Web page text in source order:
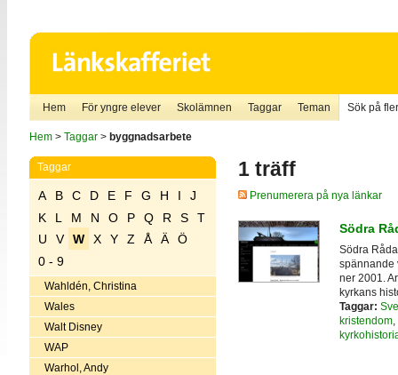
Hem För yngre elever Skolämnen Taggar Teman Sök på
Hem> Taggar> byggnadsarbete
Taggar
A B C D E F G H I
J
K
L M N O P Q R S
T
U
V W X Y Z Å Ä
Ö
0 - 9
Wahldén, Christina
Wales
Walt Disney
WAP
Warhol, Andy
1 träff
Prenumerera på nya länkar
Södra
Södra
spännande
ner 2001.
kyrkans
Taggar:
kristendom,